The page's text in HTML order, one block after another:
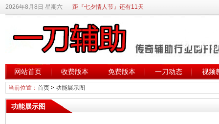
2026年8月8日 星期六 距『七夕情人节』还有11天
网站首页 收费版本 免费版本 一刀动态 视频
当前位置： 首页> 功能展示图
功能展示图